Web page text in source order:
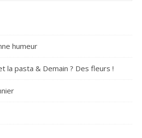
humeur
la pasta & Demain ? Des fleurs !